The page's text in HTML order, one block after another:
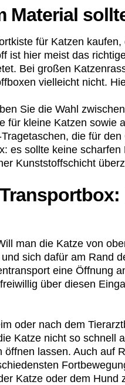
Material
für Katzen
ist hier meist das
Bei großen
vielleicht nicht.
Sie die Wahl
für kleine Katzen sowie
die für
es sollte keine
Kunststoffschicht
man die Katze von
sich dafür am Rand
eine Öffnung
über diesen
oder nach dem
Katze nicht so schnell
öffnen lassen. Auch auf
Katze oder dem Hund